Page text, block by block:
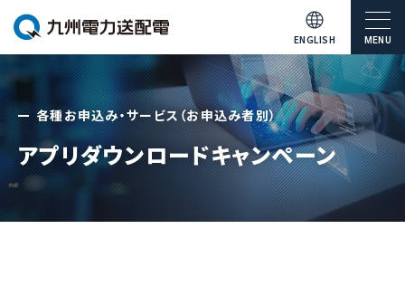
ENGLISH MENU
各種お申込み・サービス（お申込み者別）
アプリダウンロードキャンペーン